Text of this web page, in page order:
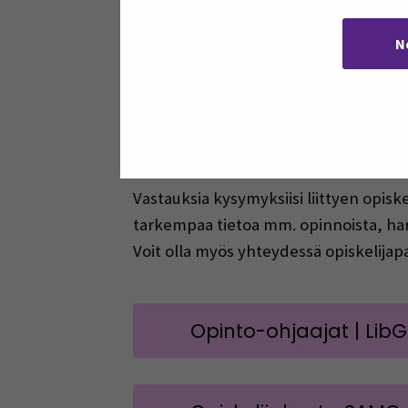
SEAMK Intra |
Vastauksia kysymyksiisi liittyen
tarkempaa tietoa mm. opinnoista,
Voit olla myös yhteydessä
Opinto-ohjaajat |